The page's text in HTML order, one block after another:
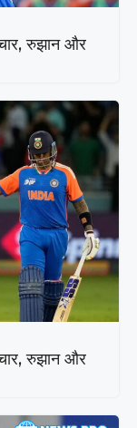
रुझान और
रुझान और